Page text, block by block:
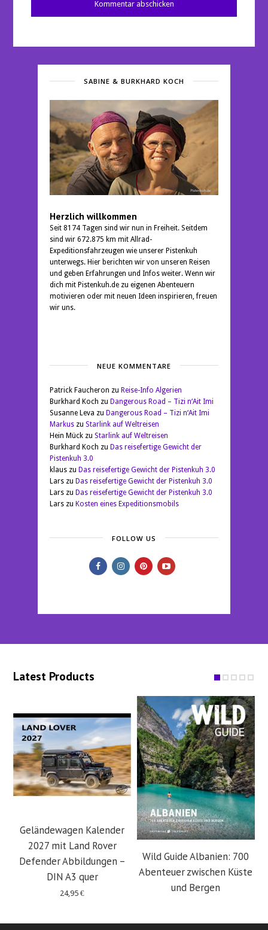
SABINE & BURKHARD KOCH
Herzlich willkommen
Seit 8174 Tagen sind wir nun in Freiheit. Seitdem
sind wir 672.875 km mit Allrad-
Expeditionsfahrzeugen wie unserer Pistenkuh
unterwegs. Hier berichten wir von unseren Reisen
und geben Erfahrungen und Infos weiter. Wenn wir
dich mit Pistenkuh.de zu eigenen Abenteuern
motivieren oder mit neuen Ideen inspirieren, freuen
wir uns.
NEUE KOMMENTARE
Patrick Faucheron zu Reise-Info Algerien
Burkhard Koch zu Dangerous Road – Tizi n‘Ait Imi
Susanne Leva zu Dangerous Road – Tizi n‘Ait Imi
Markuszu Starlink auf Weltreisen
Hein Mückzu Starlink auf Weltreisen
Burkhard Koch zu Das reisefertige Gewicht der
Pistenkuh 3.0
klauszu Das reisefertige Gewicht der Pistenkuh 3.0
Larszu Das reisefertige Gewicht der Pistenkuh 3.0
Larszu Das reisefertige Gewicht der Pistenkuh 3.0
Larszu Kosten eines Expeditionsmobils
FOLLOW US
Latest Products
Geländewagen Kalender
2027 mit Land Rover
Defender Abbildungen –
DIN A3 quer
24,95€
Wild Guide Albanien: 700
Abenteuer zwischen Küste
und Bergen